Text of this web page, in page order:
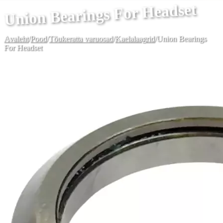
Union Bearings For Headset
Avaleht/Pood/Tõukeratta varuosad/Kaelalaagrid/Union Bearings
For Headset